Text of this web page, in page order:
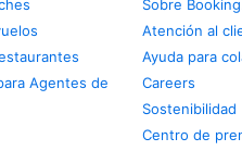
Agentes de
Sobre
Atención al
Ayuda para
Careers
Sostenibilidad
Centro de